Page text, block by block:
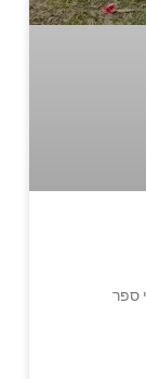
ספר